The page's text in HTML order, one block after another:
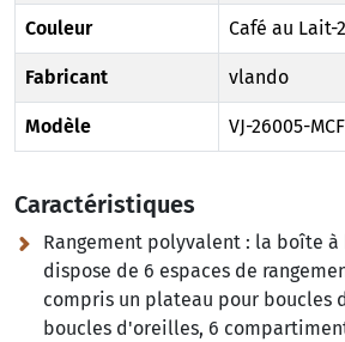
Couleur Café au
Fabricant vlando
Modèle VJ-26005-
Caractéristiques
Rangement polyvalent : la boîte à
dispose de 6 espaces de
compris un plateau pour boucles
boucles d'oreilles, 6